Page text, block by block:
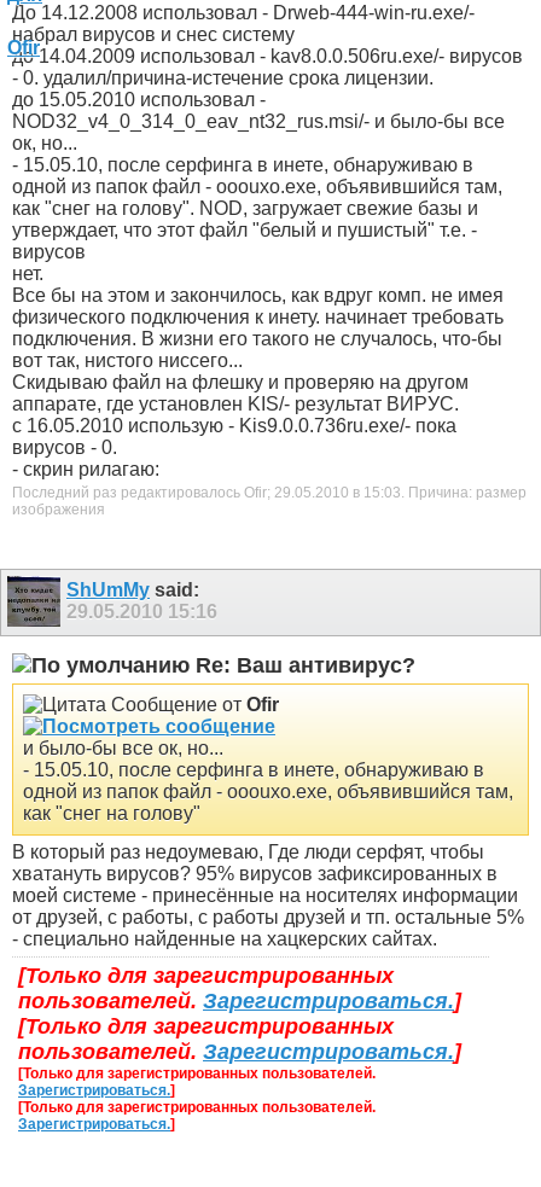
До 14.12.2008 использовал - Drweb-444-win-ru.exe/-
набрал вирусов и снес систему
до 14.04.2009 использовал - kav8.0.0.506ru.exe/- вирусов
- 0. удалил/причина-истечение срока лицензии.
до 15.05.2010 использовал -
NOD32_v4_0_314_0_eav_nt32_rus.msi/- и было-бы все
ок, но...
- 15.05.10, после серфинга в инете, обнаруживаю в
одной из папок файл - ooouxo.exe, объявившийся там,
как "снег на голову". NOD, загружает свежие базы и
утверждает, что этот файл "белый и пушистый" т.е. -
вирусов
нет.
Все бы на этом и закончилось, как вдруг комп. не имея
физического подключения к инету. начинает требовать
подключения. В жизни его такого не случалось, что-бы
вот так, нистого ниссего...
Скидываю файл на флешку и проверяю на другом
аппарате, где установлен KIS/- результат ВИРУС.
с 16.05.2010 использую - Kis9.0.0.736ru.exe/- пока
вирусов - 0.
- скрин рилагаю:
Последний раз редактировалось Ofir; 29.05.2010 в 15:03. Причина: размер
изображения
ShUmMy said:
29.05.2010 15:16
Re: Ваш антивирус?
Сообщение от Ofir
и было-бы все ок, но...
- 15.05.10, после серфинга в инете, обнаруживаю в
одной из папок файл - ooouxo.exe, объявившийся там,
как "снег на голову"
В который раз недоумеваю, Где люди серфят, чтобы
хватануть вирусов? 95% вирусов зафиксированных в
моей системе - принесённые на носителях информации
от друзей, с работы, с работы друзей и тп. остальные 5%
- специально найденные на хацкерских сайтах.
[Только для зарегистрированных
пользователей. Зарегистрироваться.]
[Только для зарегистрированных
пользователей. Зарегистрироваться.]
[Только для зарегистрированных пользователей.
Зарегистрироваться.]
[Только для зарегистрированных пользователей.
Зарегистрироваться.]